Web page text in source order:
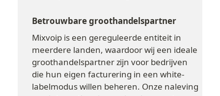
Betrouwbare groothandelspartner
Mixvoip is een gereguleerde entiteit in
meerdere landen, waardoor wij een ideale
groothandelspartner zijn voor bedrijven
die hun eigen facturering in een white-
labelmodus willen beheren. Onze naleving